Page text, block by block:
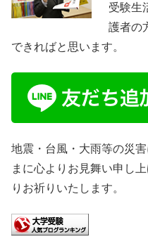
受験生
護者の
できればと思います。
地震・台風・大雨等の災
まに心よりお見舞い申し
りお祈りいたします。